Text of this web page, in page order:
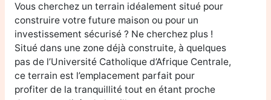
Vous cherchez un terrain idéalement situé pour
construire votre future maison ou pour un
investissement sécurisé ? Ne cherchez plus !
Situé dans une zone déjà construite, à quelques
pas de l’Université Catholique d’Afrique Centrale,
ce terrain est l’emplacement parfait pour
profiter de la tranquillité tout en étant proche